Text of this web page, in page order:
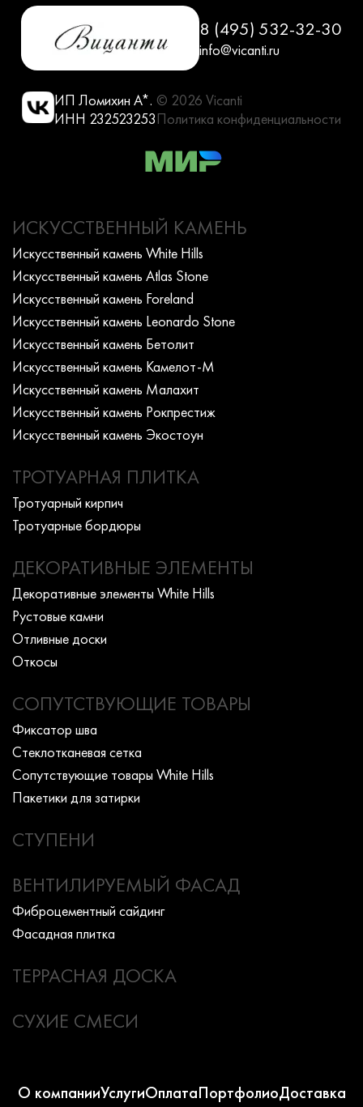
8 (495) 532-32-30
info@vicanti.ru
ИП Ломихин А*.
ИНН 232523253
© 2026 Vicanti
Политика конфиденциальности
ИСКУССТВЕННЫЙ КАМЕНЬ
Искусcтвенный камень White Hills
Искусcтвенный камень Atlas Stone
Искусcтвенный камень Foreland
Искусcтвенный камень Leonardo Stone
Искусcтвенный камень Бетолит
Искусcтвенный камень Камелот-М
Искусcтвенный камень Малахит
Искусcтвенный камень Рокпрестиж
Искусcтвенный камень Экостоун
ТРОТУАРНАЯ ПЛИТКА
Тротуарный кирпич
Тротуарные бордюры
ДЕКОРАТИВНЫЕ ЭЛЕМЕНТЫ
Декоративные элементы White Hills
Рустовые камни
Отливные доски
Откосы
СОПУТСТВУЮЩИЕ ТОВАРЫ
Фиксатор шва
Стеклотканевая сетка
Сопутствующие товары White Hills
Пакетики для затирки
СТУПЕНИ
ВЕНТИЛИРУЕМЫЙ ФАСАД
Фиброцементный сайдинг
Фасадная плитка
ТЕРРАСНАЯ ДОСКА
СУХИЕ СМЕСИ
О компанииУслугиОплатаПортфолиоДоставка